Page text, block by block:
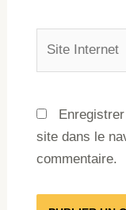
site dans le
commentaire.